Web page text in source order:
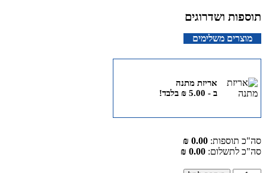
תוספות ושדרוגים
מוצרים משלימים
אריזת מתנה
ב -
₪5.00 בלבד!
סה"כ תוספות: 0.00 ₪
סה"כ לתשלום: 0.00 ₪